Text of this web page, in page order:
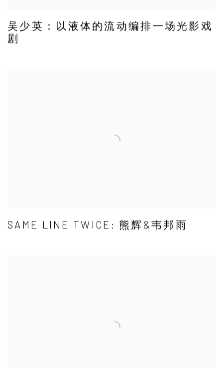
吴少英：以液体的流动编排一场光影戏
剧
SAME LINE TWICE: 熊辉&韦邦雨